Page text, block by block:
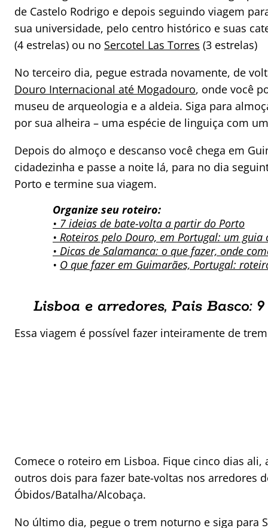
de Castelo Rodrigo e depois seguindo viagem
sua universidade, pelo centro histórico e suas
(4 estrelas) ou no Sercotel Las Torres (3 estrelas)
No terceiro dia, pegue estrada novamente, de
Douro Internacional até Mogadouro, onde você
museu de arqueologia e a aldeia. Siga para
por sua alheira – uma espécie de linguiça com
Depois do almoço e descanso você chega em
cidadezinha e passe a noite lá, para no dia
Porto e termine sua viagem.
Organize seu roteiro:
• 7 ideias de bate-volta a partir do Porto
• Roteiros pelo Douro, em Portugal: um
• Dicas de Salamanca: o que fazer, onde
• O que fazer em Guimarães, Portugal:
Lisboa e arredores, Pais Basco:
Essa viagem é possível fazer inteiramente de
Comece o roteiro em Lisboa. Fique cinco dias
outros dois para fazer bate-voltas nos arredores
Óbidos/Batalha/Alcobaça.
No último dia, pegue o trem noturno e siga para